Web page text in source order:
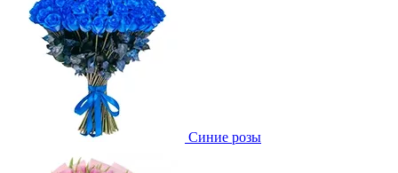
Синие розы